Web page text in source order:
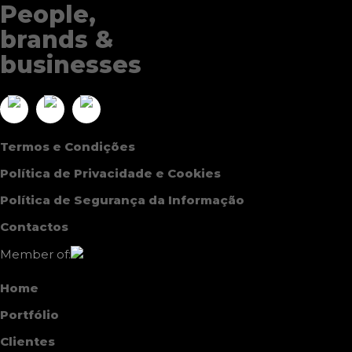
Brand Research & Insight
Digital Experience
+
People,
brands &
businesses
Termos e Condições
Política de Privacidade e Cookies
Política de Segurança da Informação
Contactos
Member of:
Home
Portfólio
Clientes